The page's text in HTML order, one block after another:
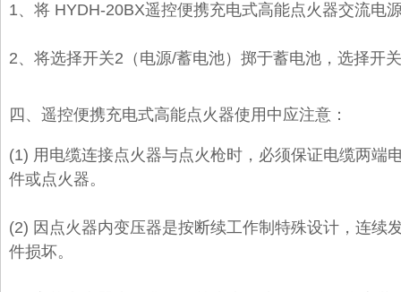
1、将 HYDH-20BX遥控便携充电式高能点火器交流电
2、将选择开关2（电源/蓄电池）掷于蓄电池，选择开
四、 遥控便携充电式高能点火器使用中应注意：
(1) 用电缆连接点火器与点火枪时，必须保证电缆两端
件或点火器。
(2) 因点火器内变压器是按断续工作制特殊设计，连续
件损坏。